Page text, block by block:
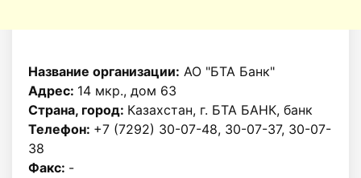
Название организации: АО "БТА Банк"
Адрес: 14 мкр., дом 63
Страна, город: Казахстан, г. БТА БАНК, банк
Телефон: +7 (7292) 30-07-48, 30-07-37, 30-07-
38
Факс: -